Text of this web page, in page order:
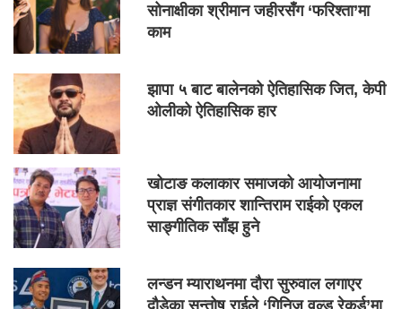
सोनाक्षीका श्रीमान जहीरसँग ‘फरिश्ता’मा
काम
झापा ५ बाट बालेनको ऐतिहासिक जित, केपी
ओलीको ऐतिहासिक हार
खोटाङ कलाकार समाजको आयोजनामा
प्राज्ञ संगीतकार शान्तिराम राईको एकल
साङ्गीतिक साँझ हुने
लन्डन म्याराथनमा दौरा सुरुवाल लगाएर